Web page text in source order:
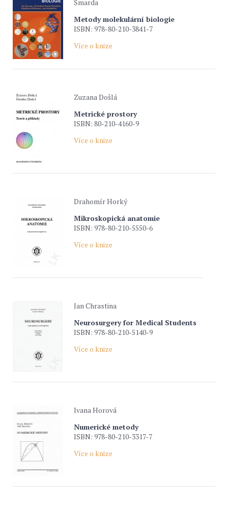
Šmarda
Metody molekulární biologie
ISBN: 978-80-210-3841-7
Více o knize
Zuzana Došlá
Metrické prostory
ISBN: 80-210-4160-9
Více o knize
Drahomír Horký
Mikroskopická anatomie
ISBN: 978-80-210-5550-6
Více o knize
Jan Chrastina
Neurosurgery for Medical Students
ISBN: 978-80-210-5140-9
Více o knize
Ivana Horová
Numerické metody
ISBN: 978-80-210-3317-7
Více o knize